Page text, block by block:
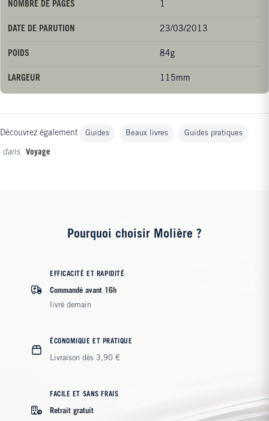
NOMBRE DE PAGES 1
DATE DE PARUTION 23/03/2013
POIDS 84g
LARGEUR 115mm
Découvrez également Guides Beaux livres Guides pratiques
dans Voyage
Pourquoi choisir Molière ?
EFFICACITÉ ET RAPIDITÉ
Commandé avant 16h
livré demain
ÉCONOMIQUE ET PRATIQUE
Livraison dès 3,90 €
FACILE ET SANS FRAIS
Retrait gratuit